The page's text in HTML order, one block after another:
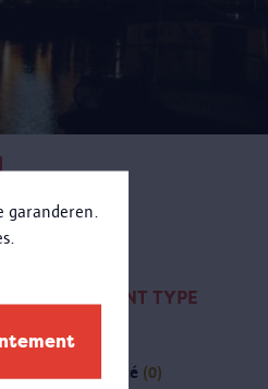
garanderen.
CONTENT TYPE
page
activité (0)